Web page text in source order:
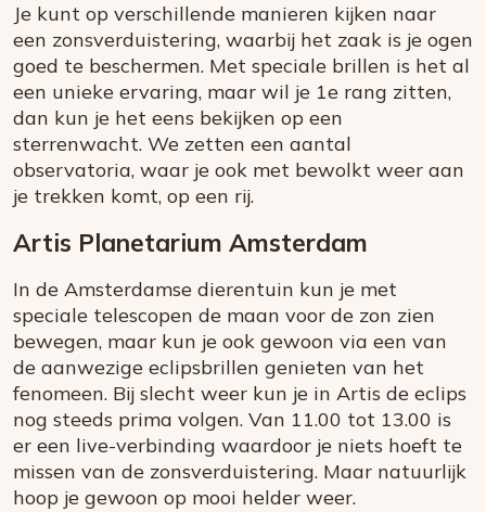
Je kunt op verschillende manieren kijken naar
een zonsverduistering, waarbij het zaak is je ogen
goed te beschermen. Met speciale brillen is het al
een unieke ervaring, maar wil je 1e rang zitten,
dan kun je het eens bekijken op een
sterrenwacht. We zetten een aantal
observatoria, waar je ook met bewolkt weer aan
je trekken komt, op een rij.
Artis Planetarium Amsterdam
In de Amsterdamse dierentuin kun je met
speciale telescopen de maan voor de zon zien
bewegen, maar kun je ook gewoon via een van
de aanwezige eclipsbrillen genieten van het
fenomeen. Bij slecht weer kun je in Artis de eclips
nog steeds prima volgen. Van 11.00 tot 13.00 is
er een live-verbinding waardoor je niets hoeft te
missen van de zonsverduistering. Maar natuurlijk
hoop je gewoon op mooi helder weer.